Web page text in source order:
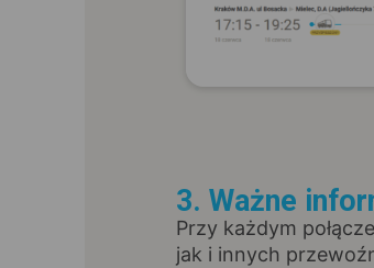
3. Ważne
Przy każdym
jak i innych